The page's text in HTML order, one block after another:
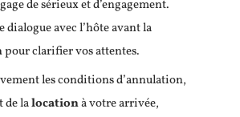
de sérieux et d’engagement.
avec l’hôte avant la
pour clarifier vos attentes.
les conditions d’annulation,
de lalocationà votre arrivée,